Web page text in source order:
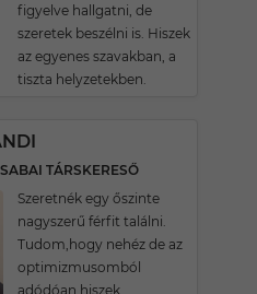
figyelve hallgatni, de
szeretek beszélni is. Hiszek
az egyenes szavakban, a
tiszta helyzetekben.
TÁRSKERESŐ
Szeretnék egy őszinte
nagyszerű férfit találni.
Tudom,hogy nehéz de az
optimizmusomból
adódóan hiszek